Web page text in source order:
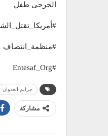
الجرحى طفل
#منظمة_انتصاف
#Entesaf_Org
جرايم العدوان
مشاركة